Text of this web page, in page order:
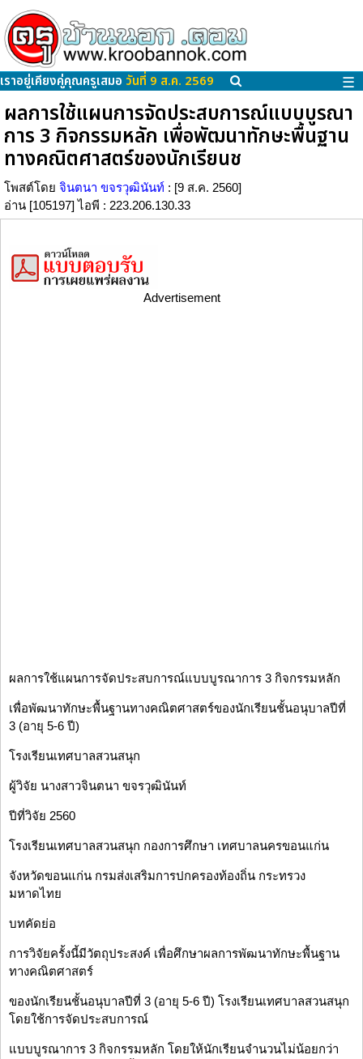
เราอยู่เคียงคู่คุณครูเสมอ วันที่ 9 ส.ค. 2569 ☰
ผลการใช้แผนการจัดประสบการณ์แบบบูรณา
การ 3 กิจกรรมหลัก เพื่อพัฒนาทักษะพื้นฐาน
ทางคณิตศาสตร์ของนักเรียนช
โพสต์โดย จินตนา ขจรวุฒินันท์ : [9 ส.ค. 2560]
อ่าน [105197] ไอพี : 223.206.130.33
Advertisement
ผลการใช้แผนการจัดประสบการณ์แบบบูรณาการ 3 กิจกรรมหลัก
เพื่อพัฒนาทักษะพื้นฐานทางคณิตศาสตร์ของนักเรียนชั้นอนุบาลปีที่
3 (อายุ 5-6 ปี)
โรงเรียนเทศบาลสวนสนุก
ผู้วิจัย นางสาวจินตนา ขจรวุฒินันท์
ปีที่วิจัย 2560
โรงเรียนเทศบาลสวนสนุก กองการศึกษา เทศบาลนครขอนแก่น
จังหวัดขอนแก่น กรมส่งเสริมการปกครองท้องถิ่น กระทรวง
มหาดไทย
บทคัดย่อ
การวิจัยครั้งนี้มีวัตถุประสงค์ เพื่อศึกษาผลการพัฒนาทักษะพื้นฐาน
ทางคณิตศาสตร์
ของนักเรียนชั้นอนุบาลปีที่ 3 (อายุ 5-6 ปี) โรงเรียนเทศบาลสวนสนุก
โดยใช้การจัดประสบการณ์
แบบบูรณาการ 3 กิจกรรมหลัก โดยให้นักเรียนจำนวนไม่น้อยกว่า